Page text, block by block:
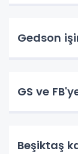
Gedson
GS ve
Beşiktaş